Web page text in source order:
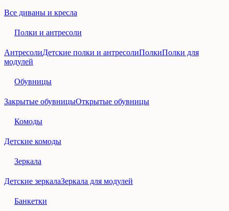
Все диваны и кресла
Полки и антресоли
АнтресолиДетские полки и антресолиПолкиПолки для
модулей
Обувницы
Закрытые обувницыОткрытые обувницы
Комоды
Детские комоды
Зеркала
Детские зеркалаЗеркала для модулей
Банкетки